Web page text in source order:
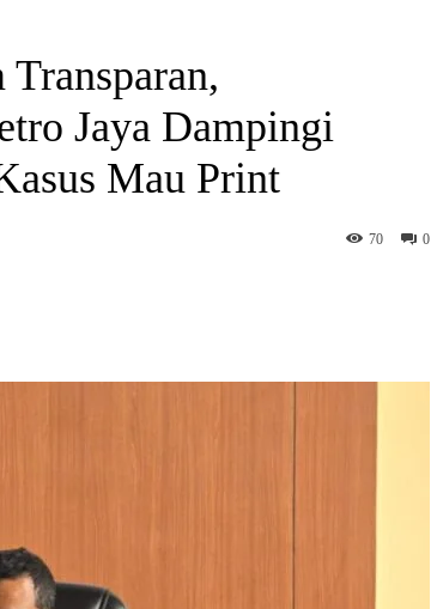
Jaya Dampingi
Mau Print
0
70